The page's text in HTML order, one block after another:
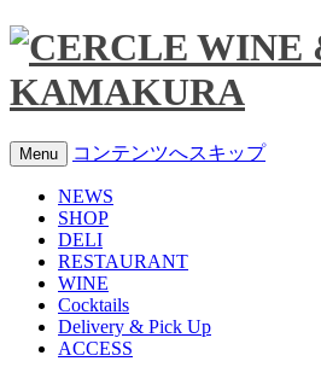
Menu コンテンツへスキップ
NEWS
SHOP
DELI
RESTAURANT
WINE
Cocktails
Delivery & Pick Up
ACCESS